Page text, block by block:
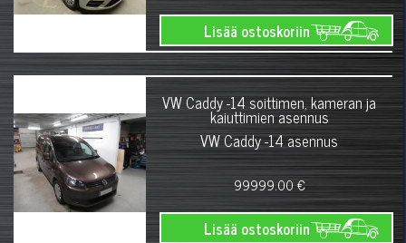
Lisää ostoskoriin
VW Caddy -14 soittimen, kameran ja
kaiuttimien asennus
VW Caddy -14 asennus
99999.00 €
Lisää ostoskoriin